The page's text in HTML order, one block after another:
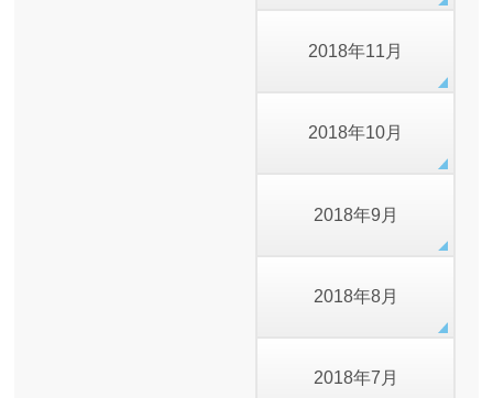
2018年11月
2018年10月
2018年9月
2018年8月
2018年7月